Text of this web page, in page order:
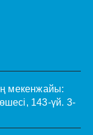
мекенжайы:
143-үй. 3-